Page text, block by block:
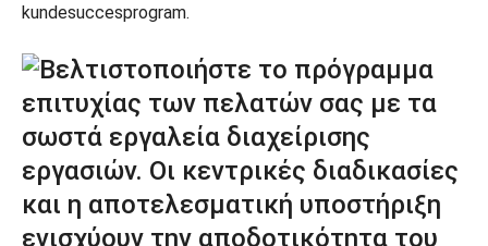
kundesuccesprogram.